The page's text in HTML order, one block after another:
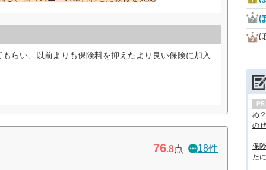
らい、以前よりも保険料を抑えたより良い保険に加入
76.8点 18件
め
の
保
た